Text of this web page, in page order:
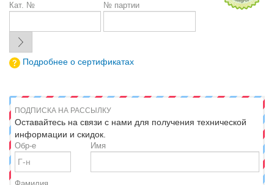
Кат. № № партии
Подробнее о сертификатах
ПОДПИСКА НА РАССЫЛКУ
Оставайтесь на связи с нами для получения технической
информации и скидок.
Обр-е Имя